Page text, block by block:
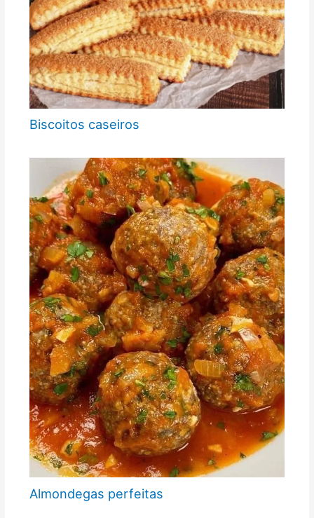
Biscoitos caseiros
Almondegas perfeitas